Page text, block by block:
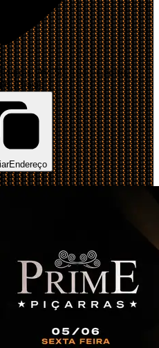
Av. 50, 104 - Centro,
Brasil
Endereço